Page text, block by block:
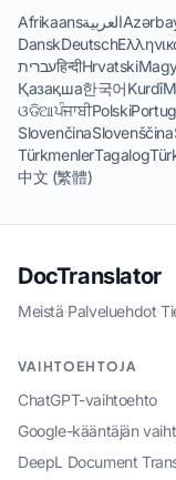
Afrikaansالعربية
DanskDeutsch
עבריתहिन्दीHrvatski
Қазақша한국어Kurdî
ଓଡିଆਪੰਜਾਬੀPolski
SlovenčinaSlovenščina
TürkmenlerTagalog
中文 (繁體)
DocTranslator
Meistä·Palveluehdot·
VAIHTOEHTOJA
ChatGPT-vaihtoehto
Google-kääntäjän
DeepL Document